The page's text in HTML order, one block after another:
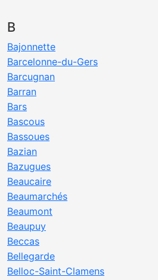
B
Bajonnette
Barcelonne-du-Gers
Barcugnan
Barran
Bars
Bascous
Bassoues
Bazian
Bazugues
Beaucaire
Beaumarchés
Beaumont
Beaupuy
Beccas
Bellegarde
Belloc-Saint-Clamens